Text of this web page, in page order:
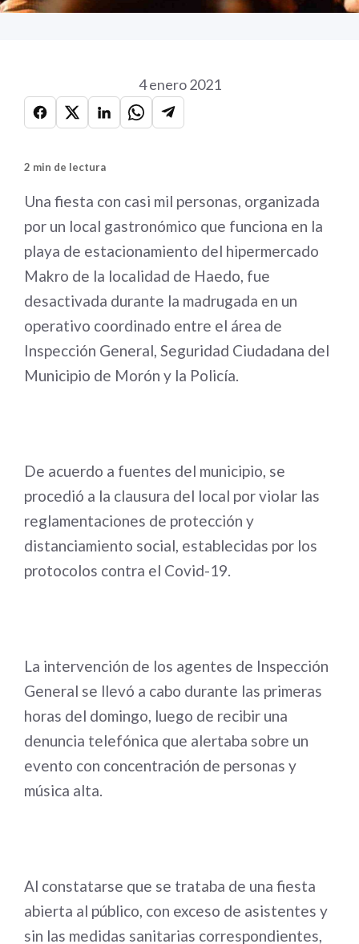
4 enero 2021
2 min de lectura
Una fiesta con casi mil personas, organizada
por un local gastronómico que funciona en la
playa de estacionamiento del hipermercado
Makro de la localidad de Haedo, fue
desactivada durante la madrugada en un
operativo coordinado entre el área de
Inspección General, Seguridad Ciudadana del
Municipio de Morón y la Policía.
De acuerdo a fuentes del municipio, se
procedió a la clausura del local por violar las
reglamentaciones de protección y
distanciamiento social, establecidas por los
protocolos contra el Covid-19.
La intervención de los agentes de Inspección
General se llevó a cabo durante las primeras
horas del domingo, luego de recibir una
denuncia telefónica que alertaba sobre un
evento con concentración de personas y
música alta.
Al constatarse que se trataba de una fiesta
abierta al público, con exceso de asistentes y
sin las medidas sanitarias correspondientes,